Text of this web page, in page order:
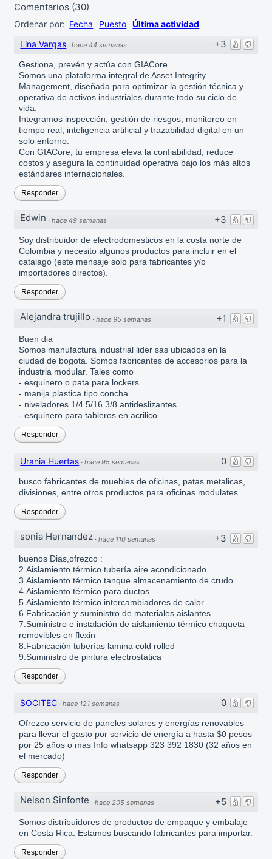
Comentarios (30)
Ordenar por: Fecha Puesto Última actividad
+3
Lina Vargas ·hace 44 semanas
Gestiona, prevén y actúa con GIACore.
Somos una plataforma integral de Asset Integrity
Management, diseñada para optimizar la gestión técnica y
operativa de activos industriales durante todo su ciclo de
vida.
Integramos inspección, gestión de riesgos, monitoreo en
tiempo real, inteligencia artificial y trazabilidad digital en un
solo entorno.
Con GIACore, tu empresa eleva la confiabilidad, reduce
costos y asegura la continuidad operativa bajo los más altos
estándares internacionales.
Responder
+3
Edwin ·hace 49 semanas
Soy distribuidor de electrodomesticos en la costa norte de
Colombia y necesito algunos productos para incluir en el
catalago (este mensaje solo para fabricantes y/o
importadores directos).
Responder
+1
Alejandra trujillo ·hace 95 semanas
Buen dia
Somos manufactura industrial lider sas ubicados en la
ciudad de bogota. Somos fabricantes de accesorios para la
industria modular. Tales como
- esquinero o pata para lockers
- manija plastica tipo concha
- niveladores 1/4 5/16 3/8 antideslizantes
- esquinero para tableros en acrilico
Responder
0
Urania Huertas ·hace 95 semanas
busco fabricantes de muebles de oficinas, patas metalicas,
divisiones, entre otros productos para oficinas modulates
Responder
+3
sonia Hernandez ·hace 110 semanas
buenos Dias,ofrezco :
2.Aislamiento térmico tubería aire acondicionado
3.Aislamiento térmico tanque almacenamiento de crudo
4.Aislamiento térmico para ductos
5.Aislamiento térmico intercambiadores de calor
6.Fabricación y suministro de materiales aislantes
7.Suministro e instalación de aislamiento térmico chaqueta
removibles en flexin
8.Fabricación tuberías lamina cold rolled
9.Suministro de pintura electrostatica
Responder
0
SOCITEC ·hace 121 semanas
Ofrezco servicio de paneles solares y energías renovables
para llevar el gasto por servicio de energía a hasta $0 pesos
por 25 años o mas Info whatsapp 323 392 1830 (32 años en
el mercado)
Responder
+5
Nelson Sinfonte ·hace 205 semanas
Somos distribuidores de productos de empaque y embalaje
en Costa Rica. Estamos buscando fabricantes para importar.
Responder